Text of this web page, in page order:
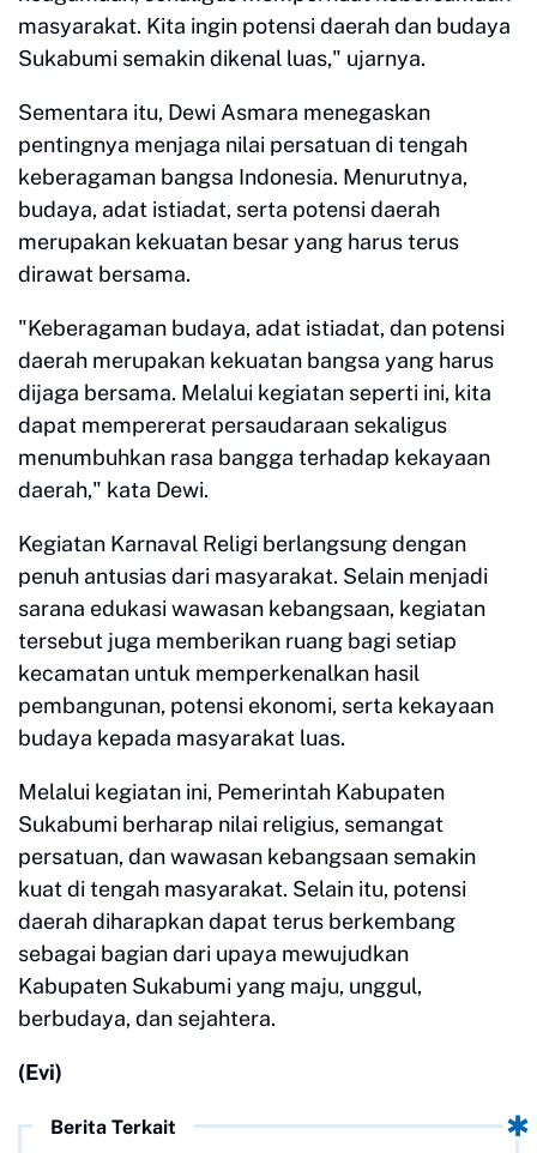
masyarakat. Kita ingin potensi daerah dan budaya
Sukabumi semakin dikenal luas," ujarnya.
Sementara itu, Dewi Asmara menegaskan
pentingnya menjaga nilai persatuan di tengah
keberagaman bangsa Indonesia. Menurutnya,
budaya, adat istiadat, serta potensi daerah
merupakan kekuatan besar yang harus terus
dirawat bersama.
"Keberagaman budaya, adat istiadat, dan potensi
daerah merupakan kekuatan bangsa yang harus
dijaga bersama. Melalui kegiatan seperti ini, kita
dapat mempererat persaudaraan sekaligus
menumbuhkan rasa bangga terhadap kekayaan
daerah," kata Dewi.
Kegiatan Karnaval Religi berlangsung dengan
penuh antusias dari masyarakat. Selain menjadi
sarana edukasi wawasan kebangsaan, kegiatan
tersebut juga memberikan ruang bagi setiap
kecamatan untuk memperkenalkan hasil
pembangunan, potensi ekonomi, serta kekayaan
budaya kepada masyarakat luas.
Melalui kegiatan ini, Pemerintah Kabupaten
Sukabumi berharap nilai religius, semangat
persatuan, dan wawasan kebangsaan semakin
kuat di tengah masyarakat. Selain itu, potensi
daerah diharapkan dapat terus berkembang
sebagai bagian dari upaya mewujudkan
Kabupaten Sukabumi yang maju, unggul,
berbudaya, dan sejahtera.
(Evi)
Berita Terkait